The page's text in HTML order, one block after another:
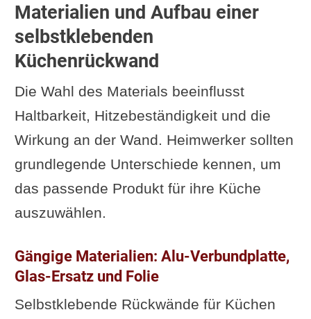
Materialien und Aufbau einer
selbstklebenden
Küchenrückwand
Die Wahl des Materials beeinflusst
Haltbarkeit, Hitzebeständigkeit und die
Wirkung an der Wand. Heimwerker sollten
grundlegende Unterschiede kennen, um
das passende Produkt für ihre Küche
auszuwählen.
Gängige Materialien: Alu-Verbundplatte,
Glas-Ersatz und Folie
Selbstklebende Rückwände für Küchen